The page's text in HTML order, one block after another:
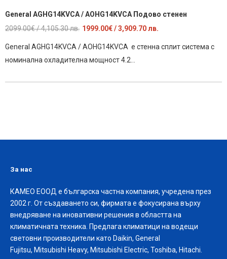
General AGHG14KVCA / AOHG14KVCA Подово стенен
2099.00€/ 4,105.30 лв.Original
/
1999.00€/ 3,909.70 лв.
/
General AGHG14KVCA / AOHG14KVCA е стенна сплит система с
номинална охладителна мощност 4.2…
За нас
КАМЕО ЕООД е българска частна компания, учредена през
2002 г. От създаването си, фирмата е фокусирана върху
внедряване на иновативни решения в областта на
климатичната техника. Предлага климатици на водещи
световни производители като Daikin, General
Fujitsu, Mitsubishi Heavy, Mitsubishi Electric, Toshiba, Hitachi.